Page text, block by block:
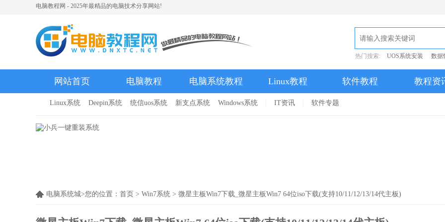
电脑教程网 - 2025年最精品的电脑技术分享网站!
热门搜索: UOS系统安装 数据
网站首页 电脑教程 电脑系统教程 Linux教程 软件教程 教程资
Linux系统 Deepin系统 统信uos系统 新支点系统 Windows系统 IT资讯 软件专题
电脑系统城>您的位置： 首页 > Win7系统 > 微星主板Win7下载_微星主板Win7 64位iso下载(支持10/11/12/13/14代主板)